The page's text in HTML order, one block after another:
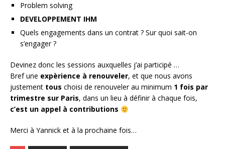
Problem solving
DEVELOPPEMENT IHM
Quels engagements dans un contrat ? Sur quoi sait-on
s’engager ?
Devinez donc les sessions auxquelles j’ai participé …
Bref une expèrience à renouveler, et que nous avons
justement tous choisi de renouveler au minimum 1 fois par
trimestre sur Paris, dans un lieu à définir à chaque fois,
c’est un appel à contributions
Merci à Yannick et à la prochaine fois…